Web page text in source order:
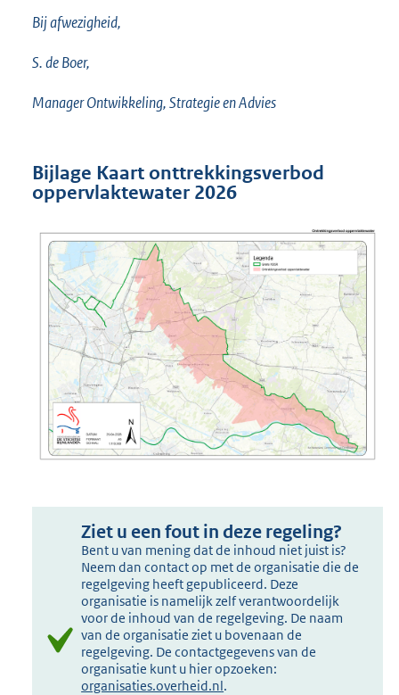
Bij afwezigheid,
S. de Boer,
Manager Ontwikkeling, Strategie en Advies
Bijlage Kaart onttrekkingsverbod
oppervlaktewater 2026
Ziet u een fout in deze regeling?
Bent u van mening dat de inhoud niet juist is?
Neem dan contact op met de organisatie die de
regelgeving heeft gepubliceerd. Deze
organisatie is namelijk zelf verantwoordelijk
voor de inhoud van de regelgeving. De naam
van de organisatie ziet u bovenaan de
regelgeving. De contactgegevens van de
organisatie kunt u hier opzoeken:
organisaties.overheid.nl.